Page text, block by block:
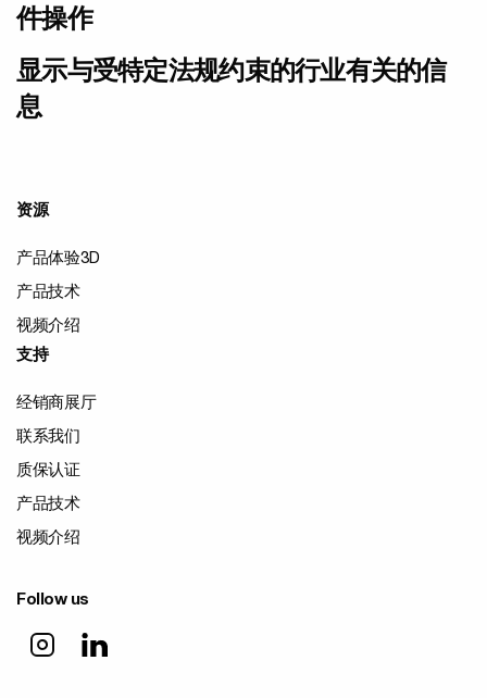
件操作
显示与受特定法规约束的行业有关的信
息
资源
产品体验3D
产品技术
视频介绍
支持
经销商展厅
联系我们
质保认证
产品技术
视频介绍
Follow us